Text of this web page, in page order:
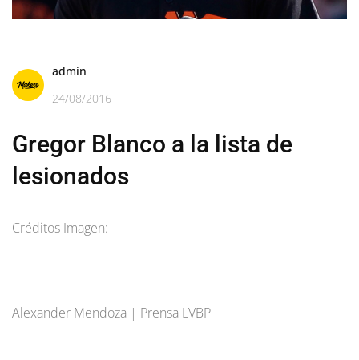
admin
24/08/2016
Gregor Blanco a la lista de
lesionados
Créditos Imagen:
Alexander Mendoza | Prensa LVBP